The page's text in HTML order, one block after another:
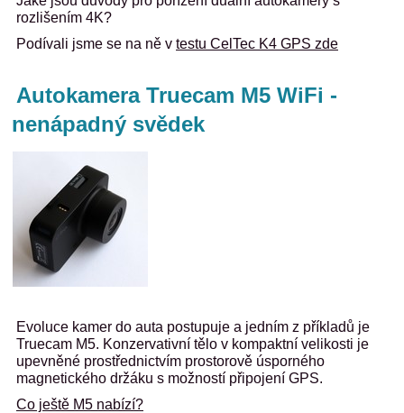
rozlišením 4K?
Podívali jsme se na ně v testu CelTec K4 GPS zde
Autokamera Truecam M5 WiFi -
nenápadný svědek
Evoluce kamer do auta postupuje a jedním z příkladů je
Truecam M5. Konzervativní tělo v kompaktní velikosti je
upevněné prostřednictvím prostorově úsporného
magnetického držáku s možností připojení GPS.
Co ještě M5 nabízí?